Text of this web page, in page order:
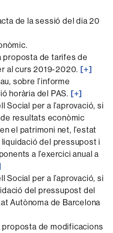
de la sessió del dia 20
de tarifes de
al curs 2019-2020. [+]
sobre l’informe
horària del PAS. [+]
per a l’aprovació, si
resultats econòmic
el patrimoni net, l’estat
liquidació del pressupost i
a l’exercici anual a
per a l’aprovació, si
del pressupost del
Autònoma de Barcelona
de modificacions